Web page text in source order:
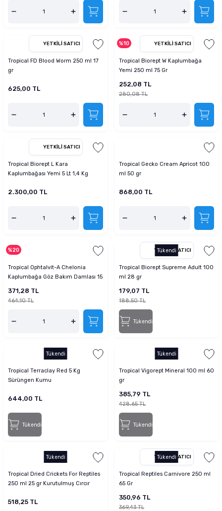
YETKILI SATICI
Tropical FD Blood Worm 250 ml 17
gr
625,00 TL
%10 YETKILI SATICI
Tropical Biorept W Kaplumbağa
Yemi 250 ml 75 Gr
252,08 TL
280,08 TL
YETKILI SATICI
Tropical Biorept L Kara
Kaplumbağası Yemi 5 Lt 1,4 Kg
2.300,00 TL
Tropical Gecko Cream Apricot 100
ml 50 gr
868,00 TL
%20
Tropical Ophtalvit-A Chelonia
Kaplumbağa Göz Bakım Damlası 15
371,28 TL
464,10 TL
Tükendi
YETKILI SATICI
Tropical Biorept Supreme Adult 100
ml 28 gr
179,07 TL
188,50 TL
Tükendi
Tükendi
Tropical Terraclay Red 5 Kg
Sürüngen Kumu
644,00 TL
Tükendi
Tükendi
Tropical Vigorept Mineral 100 ml 60
gr
385,79 TL
428,65 TL
Tükendi
Tükendi
Tropical Dried Crickets For Reptiles
250 ml 25 gr Kurutulmuş Cırcır
518,25 TL
Tükendi
YETKILI SATICI
Tropical Reptiles Carnivore 250 ml
65 Gr
350,96 TL
369,43 TL